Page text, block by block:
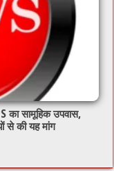
का सामूहिक उपवास,
से की यह मांग